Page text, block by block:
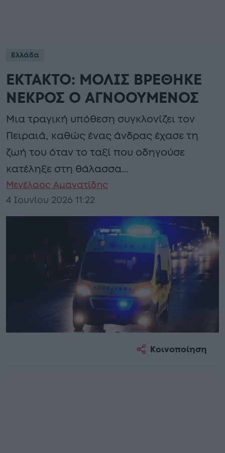
Ελλάδα
ΕΚΤΑΚΤΟ: ΜΟΛΙΣ ΒΡΕΘΗΚΕ
ΝΕΚΡΟΣ Ο ΑΓΝΟΟΥΜΕΝΟΣ
Μια τραγική υπόθεση συγκλονίζει τον
Πειραιά, καθώς ένας άνδρας έχασε τη
ζωή του όταν το ταξί που οδηγούσε
κατέληξε στη θάλασσα…
Μενέλαος Αμανατίδης
4 Ιουνίου 2026 11:22
Κοινοποίηση